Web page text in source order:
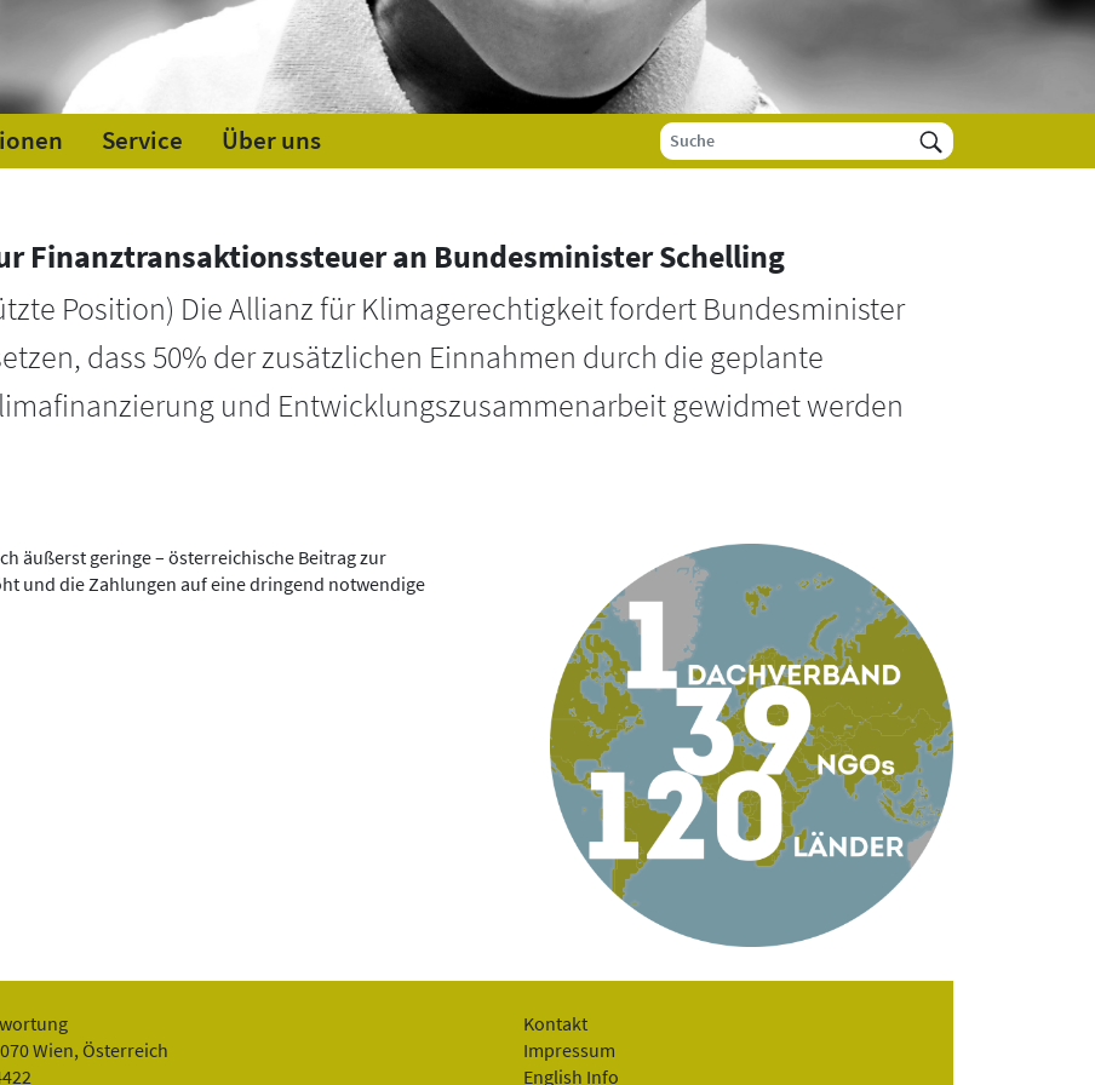
Service Über uns
Finanztransaktionssteuer an Bundesminister Schelling
Position) Die Allianz für Klimagerechtigkeit fordert Bundesminister
dass 50% der zusätzlichen Einnahmen durch die geplante
und Entwicklungszusammenarbeit gewidmet werden
äußerst geringe – österreichische Beitrag zur
und die Zahlungen auf eine dringend notwendige
Wien, Österreich
Kontakt
Impressum
English Info